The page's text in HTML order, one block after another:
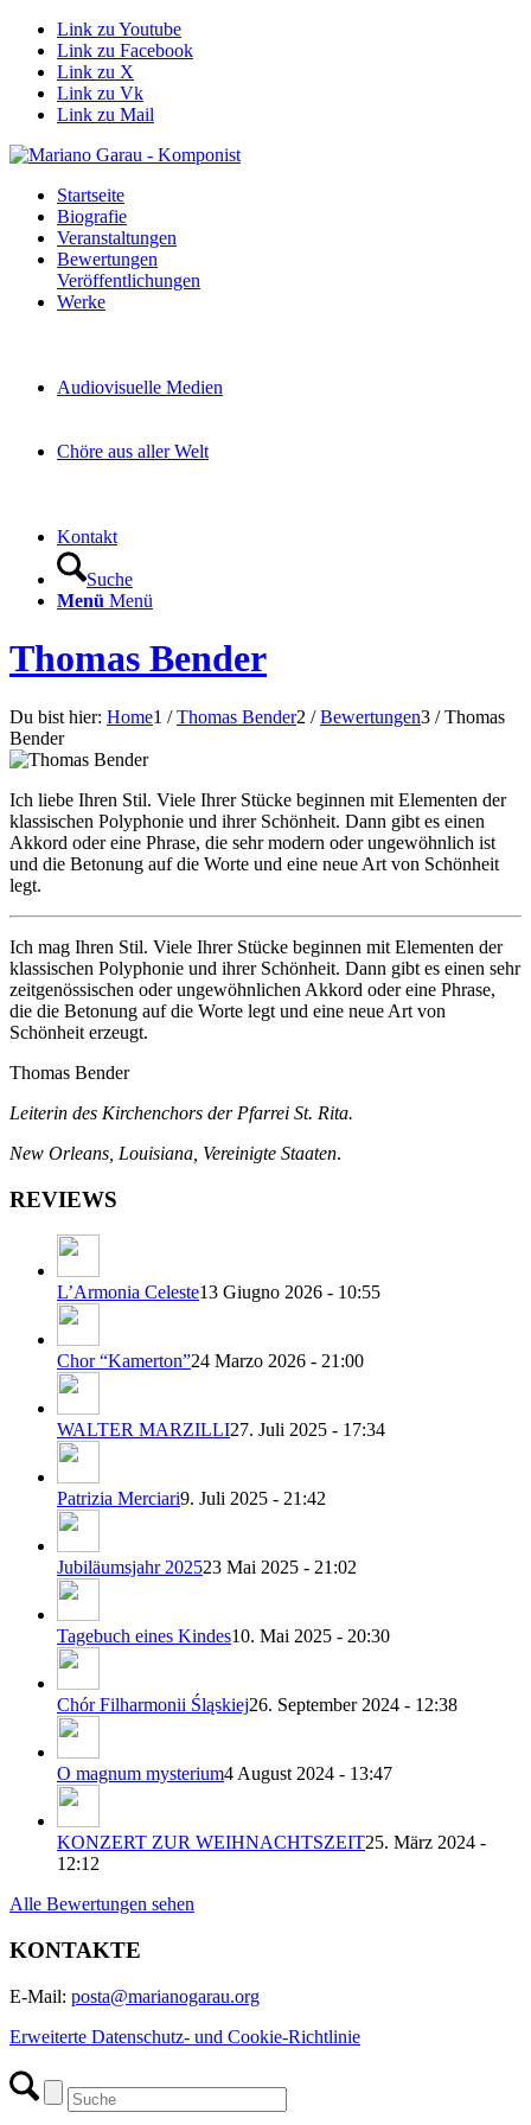
Link zu Youtube
Link zu Facebook
Link zu X
Link zu Vk
Link zu Mail
Startseite
Biografie
Veranstaltungen
Bewertungen
Veröffentlichungen
Werke
Audiovisuelle Medien
Chöre aus aller Welt
Kontakt
Suche
Menü Menü
Thomas Bender
Du bist hier: Home1 / Thomas Bender2 / Bewertungen3 / Thomas
Bender
Ich liebe Ihren Stil. Viele Ihrer Stücke beginnen mit Elementen der
klassischen Polyphonie und ihrer Schönheit. Dann gibt es einen
Akkord oder eine Phrase, die sehr modern oder ungewöhnlich ist
und die Betonung auf die Worte und eine neue Art von Schönheit
legt.
Ich mag Ihren Stil. Viele Ihrer Stücke beginnen mit Elementen der
klassischen Polyphonie und ihrer Schönheit. Dann gibt es einen sehr
zeitgenössischen oder ungewöhnlichen Akkord oder eine Phrase,
die die Betonung auf die Worte legt und eine neue Art von
Schönheit erzeugt.
Thomas Bender
Leiterin des Kirchenchors der Pfarrei St. Rita.
New Orleans, Louisiana, Vereinigte Staaten.
REVIEWS
L’Armonia Celeste13 Giugno 2026 - 10:55
Chor “Kamerton”24 Marzo 2026 - 21:00
WALTER MARZILLI27. Juli 2025 - 17:34
Patrizia Merciari9. Juli 2025 - 21:42
Jubiläumsjahr 202523 Mai 2025 - 21:02
Tagebuch eines Kindes10. Mai 2025 - 20:30
Chór Filharmonii Śląskiej26. September 2024 - 12:38
O magnum mysterium4 August 2024 - 13:47
KONZERT ZUR WEIHNACHTSZEIT25. März 2024 -
12:12
Alle Bewertungen sehen
KONTAKTE
E-Mail: posta@marianogarau.org
Erweiterte Datenschutz- und Cookie-Richtlinie